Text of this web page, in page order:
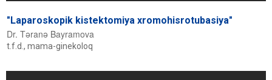
"Laparoskopik kistektomiya xromohisrotubasiya"
Dr. Təranə Bayramova
t.f.d., mama-ginekoloq